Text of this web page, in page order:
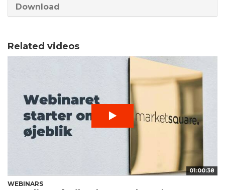
Download
Related videos
01:00:38
WEBINARS